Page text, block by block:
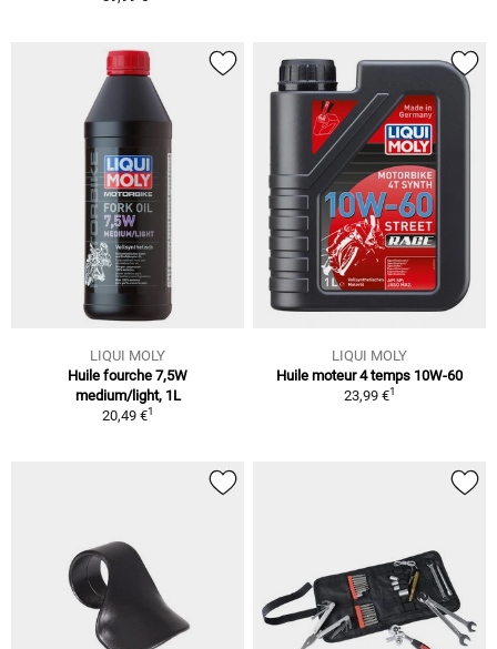
LIQUI MOLY
Huile fourche 7,5W
medium/light, 1L
20,49 €1
LIQUI MOLY
Huile moteur 4 temps 10W-60
23,99 €1